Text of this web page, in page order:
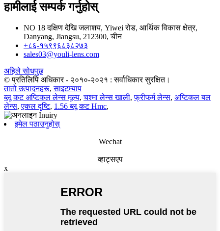
हामीलाई सम्पर्क गर्नुहोस्
NO 18 दक्षिण देखि जलाशय, Yiwei रोड, आर्थिक विकास क्षेत्र,
Danyang, Jiangsu, 212300, चीन
+८६-१५९९६८३८२७३
sales03@youli-lens.com
अहिले सोधपुछ
© प्रतिलिपि अधिकार - २०१०-२०२१ : सर्वाधिकार सुरक्षित।
तातो उत्पादनहरू,साइटम्याप
ब्लू कट अप्टिकल लेन्स मूल्य,चश्मा लेन्स खाली,फ्रीफर्म लेन्स, अप्टिकल बल
लेन्स,एकल दृष्टि, 1.56 ब्लू कट Hmc,
इमेल पठाउनुहोस्
Wechat
व्हाट्सएप
x